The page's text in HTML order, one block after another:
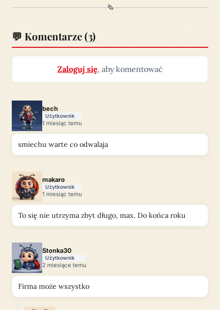
🗞️
💬 Komentarze(3)
Zaloguj się, aby komentować
bech
Użytkownik
1 miesiąc temu
smiechu warte co odwalaja
makaro
Użytkownik
1 miesiąc temu
To się nie utrzyma zbyt długo, max. Do końca roku
Stonka30
Użytkownik
2 miesiące temu
Firma może wszystko